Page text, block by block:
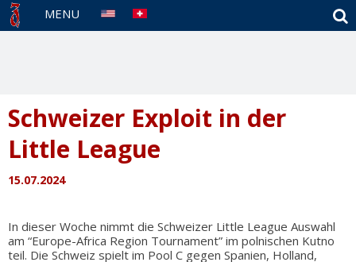
MENU
Schweizer Exploit in der
Little League
15.07.2024
In dieser Woche nimmt die Schweizer Little League Auswahl
am “Europe-Africa Region Tournament” im polnischen Kutno
teil. Die Schweiz spielt im Pool C gegen Spanien, Holland,